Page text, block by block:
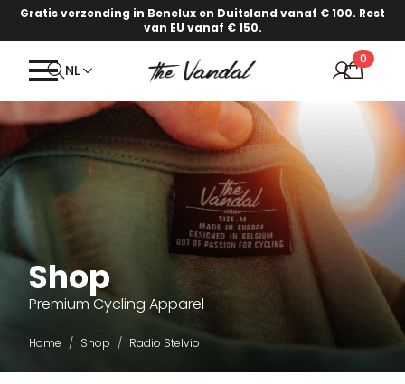
Gratis verzending in Benelux en Duitsland vanaf € 100. Rest
van EU vanaf € 150.
NL
0
Shop
Premium Cycling Apparel
Home Shop Radio Stelvio